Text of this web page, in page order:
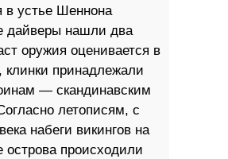
в устье Шеннона
дайверы нашли два
оружия оценивается в
клинки принадлежали
— скандинавским
летописям, с
набеги викингов на
острова происходили